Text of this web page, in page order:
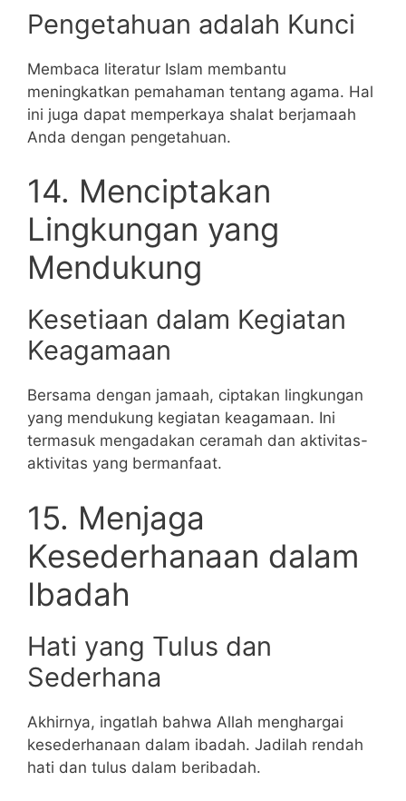
Pengetahuan adalah Kunci
Membaca literatur Islam membantu
meningkatkan pemahaman tentang agama. Hal
ini juga dapat memperkaya shalat berjamaah
Anda dengan pengetahuan.
14. Menciptakan
Lingkungan yang
Mendukung
Kesetiaan dalam Kegiatan
Keagamaan
Bersama dengan jamaah, ciptakan lingkungan
yang mendukung kegiatan keagamaan. Ini
termasuk mengadakan ceramah dan aktivitas-
aktivitas yang bermanfaat.
15. Menjaga
Kesederhanaan dalam
Ibadah
Hati yang Tulus dan
Sederhana
Akhirnya, ingatlah bahwa Allah menghargai
kesederhanaan dalam ibadah. Jadilah rendah
hati dan tulus dalam beribadah.